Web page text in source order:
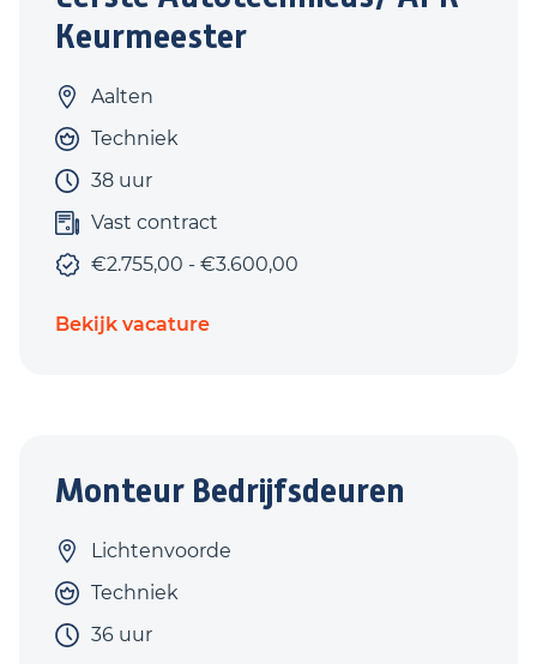
Keurmeester
Aalten
Techniek
38 uur
Vast contract
€2.755,00 - €3.600,00
Bekijk vacature
Monteur Bedrijfsdeuren
Lichtenvoorde
Techniek
36 uur